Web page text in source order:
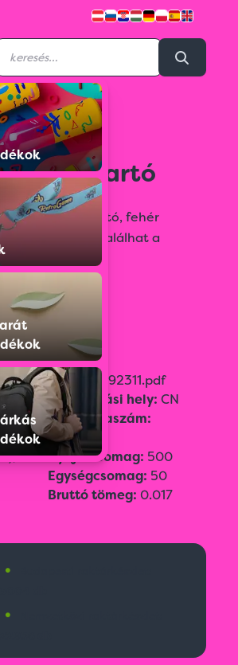
kulcstartó
alakú kulcstartó, fehér
könnyen betalálhat a
is.
cm
Adatlap:
92311.pdf
Származási hely: CN
Vámtarifaszám:
85131000
Gyűjtőcsomag: 500
Egységcsomag: 50
Bruttó tömeg: 0.017
•
•